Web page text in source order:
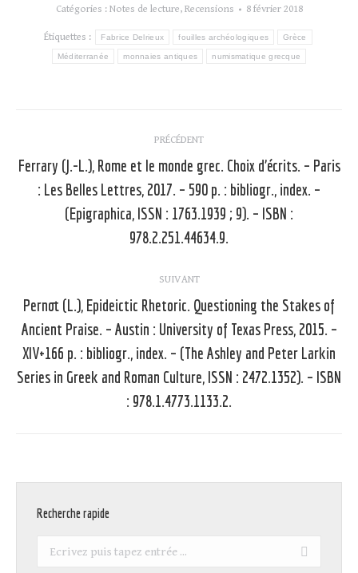
Catégories : Notes de lecture, Recensions 8 février 2018
Étiquettes : Fabrice Delrieux fouilles archéologiques Grèce
Méditerranée monnaies antiques numismatique grecque
article
PRÉCÉDENT
Article
précédent
:
Ferrary (J.-L.), Rome et le monde grec. Choix d’écrits. – Paris
: Les Belles Lettres, 2017. – 590 p. : bibliogr., index. –
(Epigraphica, ISSN : 1763.1939 ; 9). – ISBN :
978.2.251.44634.9.
SUIVANT
Article
suivant
:
Pernot (L.), Epideictic Rhetoric. Questioning the Stakes of
Ancient Praise. – Austin : University of Texas Press, 2015. –
XIV+166 p. : bibliogr., index. – (The Ashley and Peter Larkin
Series in Greek and Roman Culture, ISSN : 2472.1352). – ISBN
: 978.1.4773.1133.2.
Recherche rapide
Recherche